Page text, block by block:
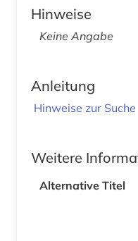
Hinweise
Keine Angabe
Anleitung
Hinweise zur Suche
Weitere
Alternative Titel